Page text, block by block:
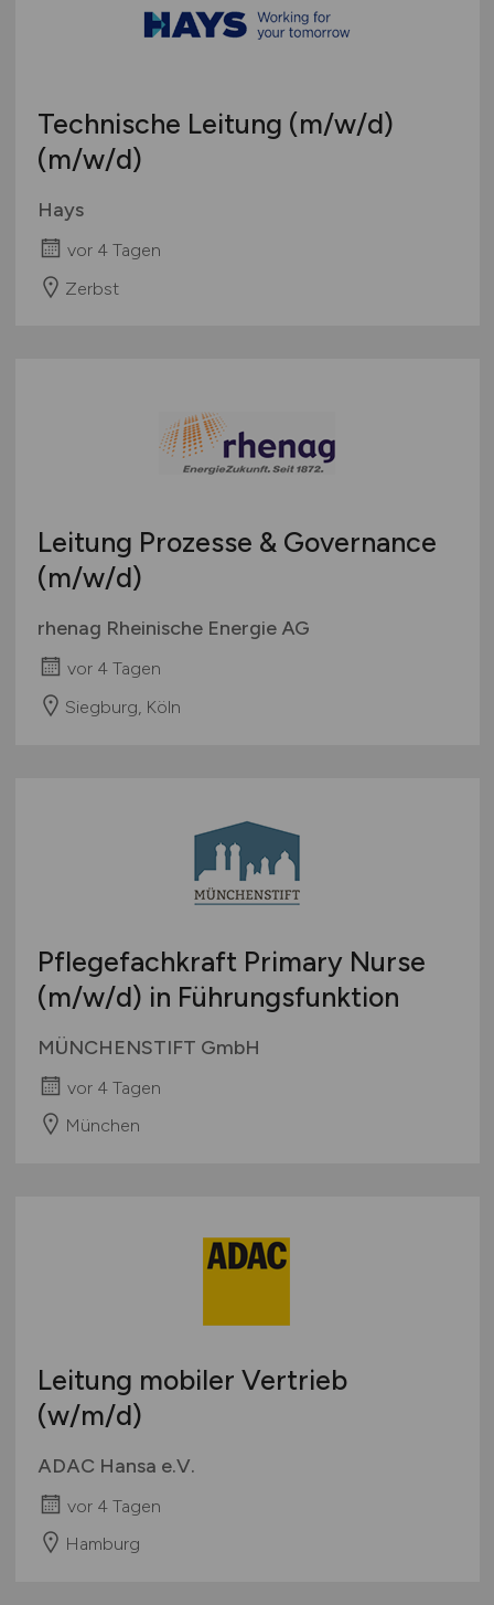
Technische Leitung (m/w/d)
(m/w/d)
Hays
vor 4 Tagen
Zerbst
Leitung Prozesse & Governance
(m/w/d)
rhenag Rheinische Energie AG
vor 4 Tagen
Siegburg, Köln
Pflegefachkraft Primary Nurse
(m/w/d) in Führungsfunktion
MÜNCHENSTIFT GmbH
vor 4 Tagen
München
Leitung mobiler Vertrieb
(w/m/d)
ADAC Hansa e.V.
vor 4 Tagen
Hamburg